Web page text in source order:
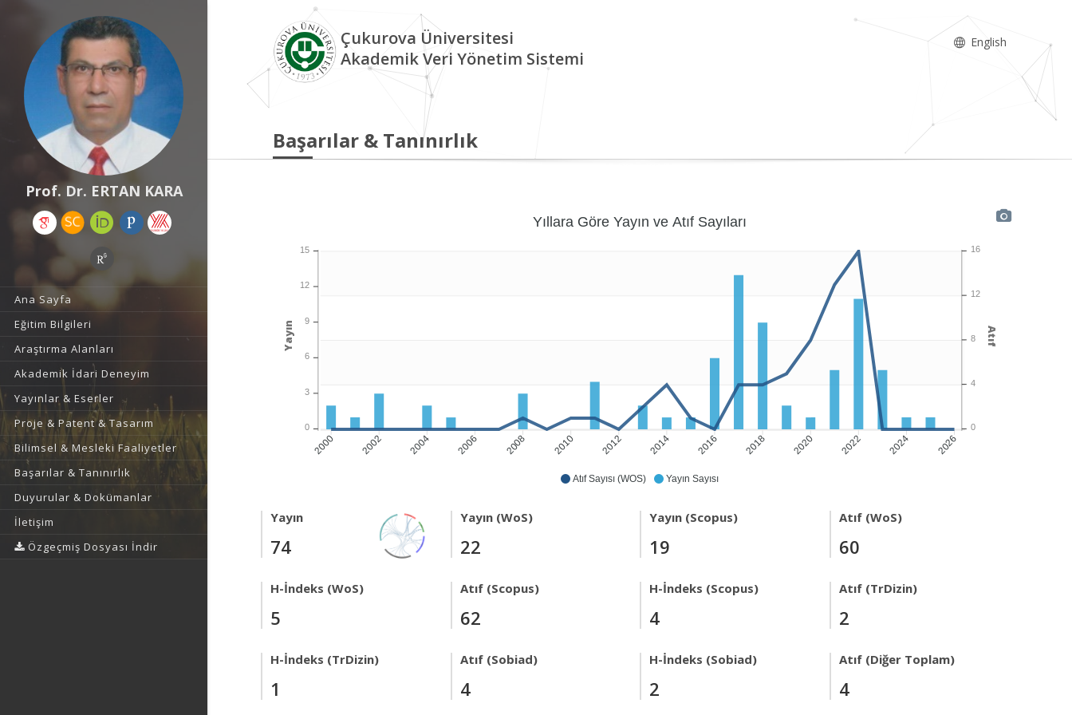
Prof. Dr. ERTAN KARA
Ana Sayfa
Eğitim Bilgileri
Araştırma Alanları
Akademik İdari Deneyim
Yayınlar & Eserler
Proje & Patent & Tasarım
Bilimsel & Mesleki Faaliyetler
Başarılar & Tanınırlık
Duyurular & Dokümanlar
İletişim
Özgeçmiş Dosyası İndir
Çukurova Üniversitesi
Akademik Veri Yönetim Sistemi
English
Başarılar & Tanınırlık
Atıf Sayısı (WOS) Yayın Sayısı
2000 2002 2004 2006 2008 2010 2012 2014 2016 2018 2020 2022 2024 2026
Yıllara Göre Yayın ve Atıf Sayıları
16
12
8
4
0
Atıf
15
12
9
6
3
0
Yayın
Yayın
74
Yayın (WoS)
22
Yayın (Scopus)
19
Atıf (WoS)
60
H-İndeks (WoS)
5
Atıf (Scopus)
62
H-İndeks (Scopus)
4
Atıf (TrDizin)
2
H-İndeks (TrDizin)
1
Atıf (Sobiad)
4
H-İndeks (Sobiad)
2
Atıf (Diğer Toplam)
4